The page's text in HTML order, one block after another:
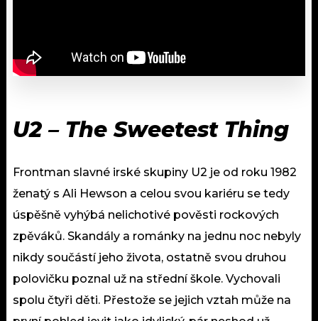
U2 – The Sweetest Thing
Frontman slavné irské skupiny U2 je od roku 1982
ženatý s Ali Hewson a celou svou kariéru se tedy
úspěšně vyhýbá nelichotivé pověsti rockových
zpěváků. Skandály a románky na jednu noc nebyly
nikdy součástí jeho života, ostatně svou druhou
polovičku poznal už na střední škole. Vychovali
spolu čtyři děti. Přestože se jejich vztah může na